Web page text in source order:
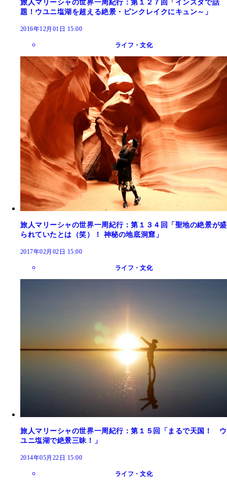
旅人マリーシャの世界一周紀行：第１２７回「インスタで話
題！ウユニ塩湖を超える絶景・ピンクレイクにキュン～」
2016年12月01日 15:00
ライフ・文化
旅人マリーシャの世界一周紀行：第１３４回「聖地の絶景が盛
られていたとは（笑）！ 神秘の地底洞窟」
2017年02月02日 15:00
ライフ・文化
旅人マリーシャの世界一周紀行：第１５回「まるで天国！ ウ
ユニ塩湖で絶景三昧！」
2014年05月22日 15:00
ライフ・文化